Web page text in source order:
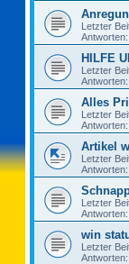
Letzter
Antworten:
HILFE
Letzter
Antworten:
Alles
Letzter
Antworten:
Artikel
Letzter
Antworten:
Letzter
Antworten:
win
Letzter
Antworten: